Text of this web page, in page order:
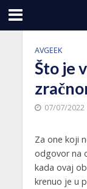
AVGEEK
Što je
07/07/2022
Za one koji
odgovor na
kada ovaj
krenuo je u